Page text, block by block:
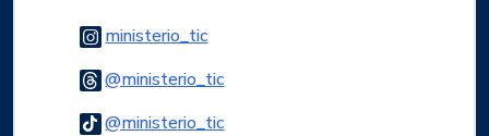
ministerio_ticLogo Instagram
@ministerio_ticLogo Threads
@ministerio_ticLogo Tiktok